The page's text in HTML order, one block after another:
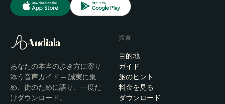
Audiala
あなたの本当の歩き方に寄り
添う音声ガイド — 誠実に集
め、街のために語り、一度だ
けダウンロード。
探索
目的地
ガイド
旅のヒント
料金を見る
ダウンロード